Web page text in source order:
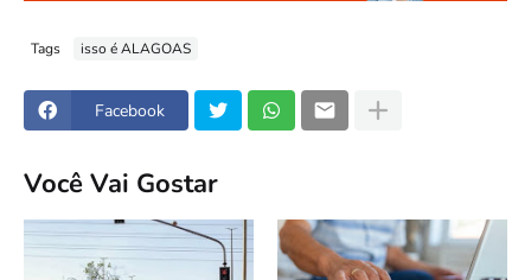
Tags isso é ALAGOAS
Facebook
Você Vai Gostar